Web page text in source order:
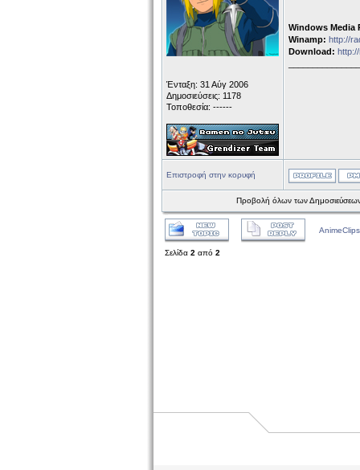
Ένταξη: 31 Αύγ 2006
Δημοσιεύσεις: 1178
Τοποθεσία: ------
Windows Media
Winamp: http://
Download:
Επιστροφή στην κορυφή
Προβολή όλων των
Σελίδα 2 από 2